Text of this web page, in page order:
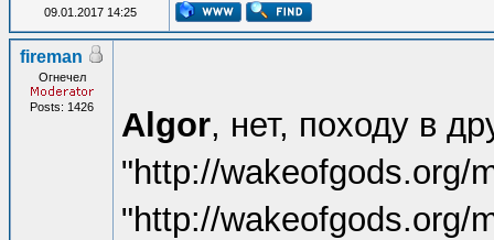
09.01.2017 14:25
fireman
Огнечел
Posts: 1426 Algor, нет, походу в
"http://wakeofgods.org/
"http://wakeofgods.org/